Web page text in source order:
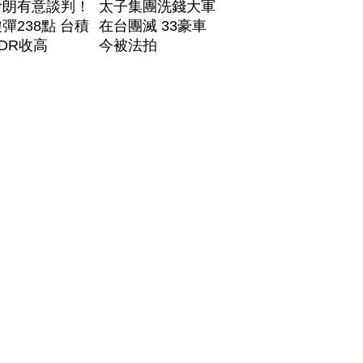
有意談判！
238點 台積
收高
太子集團洗錢大軍
在台團滅 33豪車
今被法拍